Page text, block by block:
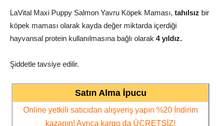
LaVital Maxi Puppy Salmon Yavru Köpek Maması, tahılsız bir
köpek maması olarak kayda değer miktarda içerdiği
hayvansal protein kullanılmasına bağlı olarak 4 yıldız.
Şiddetle tavsiye edilir.
Satın Alma İpucu
Online yetkili satıcıdan alışveriş yapın %20 İndirim
kazanın! Ayrıca kargo da ÜCRETSİZ!